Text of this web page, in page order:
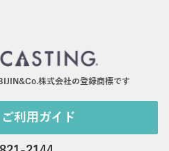
株式会社の登録商標です
利用ガイド